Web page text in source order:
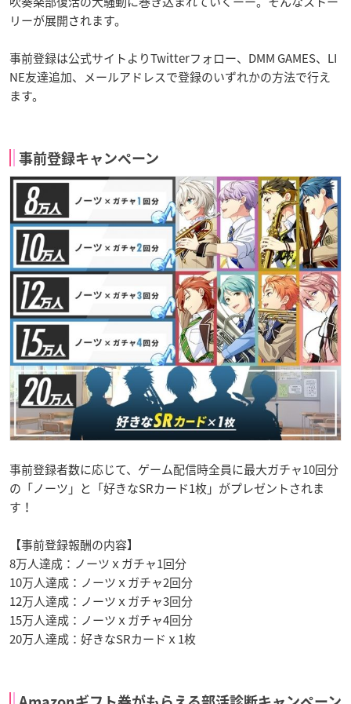
リーが展開されます。
事前登録は公式サイトよりTwitterフォロー、DMM GAMES、LI
NE友達追加、メールアドレスで登録のいずれかの方法で行え
ます。
事前登録キャンペーン
事前登録者数に応じて、ゲーム配信時全員に最大ガチャ10回分
の「ノーツ」と「好きなSRカード1枚」がプレゼントされま
す！
【事前登録報酬の内容】
8万人達成：ノーツｘガチャ1回分
10万人達成：ノーツｘガチャ2回分
12万人達成：ノーツｘガチャ3回分
15万人達成：ノーツｘガチャ4回分
20万人達成：好きなSRカードｘ1枚